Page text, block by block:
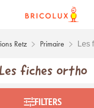
Retz Primaire Les
Les fiches ortho
FILTERS